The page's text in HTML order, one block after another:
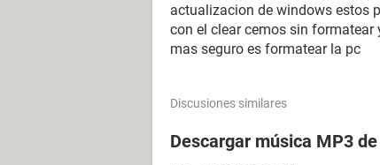
actualizacion de windows estos
con el clear cemos sin
mas seguro es formatear la pc
Discusiones similares
Descargar música MP3